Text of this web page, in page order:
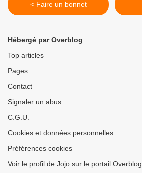
< Faire un bonnet
Hébergé par Overblog
Top articles
Pages
Contact
Signaler un abus
C.G.U.
Cookies et données personnelles
Préférences cookies
Voir le profil de Jojo sur le portail Overblog